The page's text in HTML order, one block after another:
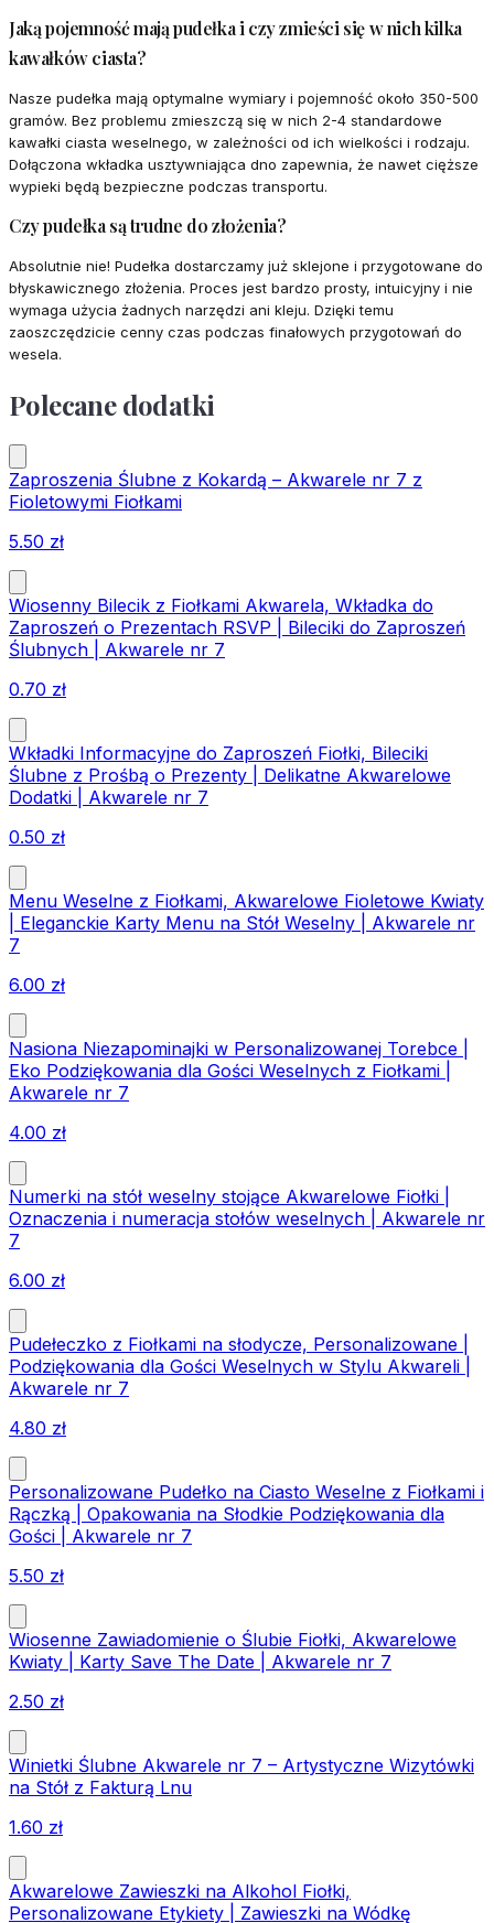
Jaką pojemność mają pudełka i czy zmieści się w nich kilka
kawałków ciasta?
Nasze pudełka mają optymalne wymiary i pojemność około 350-500
gramów. Bez problemu zmieszczą się w nich 2-4 standardowe
kawałki ciasta weselnego, w zależności od ich wielkości i rodzaju.
Dołączona wkładka usztywniająca dno zapewnia, że nawet cięższe
wypieki będą bezpieczne podczas transportu.
Czy pudełka są trudne do złożenia?
Absolutnie nie! Pudełka dostarczamy już sklejone i przygotowane do
błyskawicznego złożenia. Proces jest bardzo prosty, intuicyjny i nie
wymaga użycia żadnych narzędzi ani kleju. Dzięki temu
zaoszczędzicie cenny czas podczas finałowych przygotowań do
wesela.
Polecane dodatki
Zaproszenia Ślubne z Kokardą – Akwarele nr 7 z
Fioletowymi Fiołkami
5.50 zł
Wiosenny Bilecik z Fiołkami Akwarela, Wkładka do
Zaproszeń o Prezentach RSVP | Bileciki do Zaproszeń
Ślubnych | Akwarele nr 7
0.70 zł
Wkładki Informacyjne do Zaproszeń Fiołki, Bileciki
Ślubne z Prośbą o Prezenty | Delikatne Akwarelowe
Dodatki | Akwarele nr 7
0.50 zł
Menu Weselne z Fiołkami, Akwarelowe Fioletowe Kwiaty
| Eleganckie Karty Menu na Stół Weselny | Akwarele nr
7
6.00 zł
Nasiona Niezapominajki w Personalizowanej Torebce |
Eko Podziękowania dla Gości Weselnych z Fiołkami |
Akwarele nr 7
4.00 zł
Numerki na stół weselny stojące Akwarelowe Fiołki |
Oznaczenia i numeracja stołów weselnych | Akwarele nr
7
6.00 zł
Pudełeczko z Fiołkami na słodycze, Personalizowane |
Podziękowania dla Gości Weselnych w Stylu Akwareli |
Akwarele nr 7
4.80 zł
Personalizowane Pudełko na Ciasto Weselne z Fiołkami i
Rączką | Opakowania na Słodkie Podziękowania dla
Gości | Akwarele nr 7
5.50 zł
Wiosenne Zawiadomienie o Ślubie Fiołki, Akwarelowe
Kwiaty | Karty Save The Date | Akwarele nr 7
2.50 zł
Winietki Ślubne Akwarele nr 7 – Artystyczne Wizytówki
na Stół z Fakturą Lnu
1.60 zł
Akwarelowe Zawieszki na Alkohol Fiołki,
Personalizowane Etykiety | Zawieszki na Wódkę